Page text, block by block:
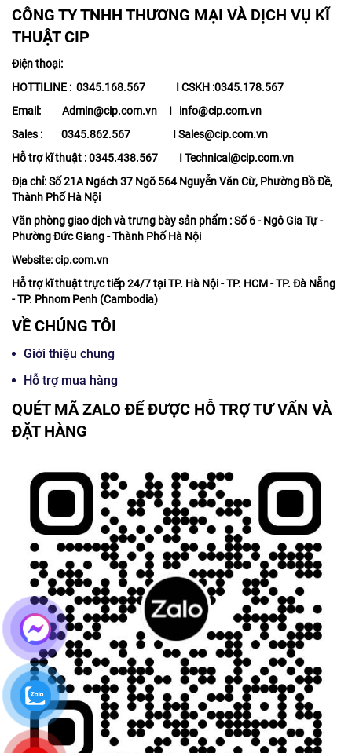
CÔNG TY TNHH THƯƠNG MẠI VÀ DỊCH VỤ KĨ
THUẬT CIP
Điện thoại:
HOTTILINE : 0345.168.567 I CSKH :0345.178.567
Email: Admin@cip.com.vn I info@cip.com.vn
Sales : 0345.862.567 I Sales@cip.com.vn
Hỗ trợ kĩ thuật : 0345.438.567 I Technical@cip.com.vn
Địa chỉ: Số 21A Ngách 37 Ngõ 564 Nguyễn Văn Cừ, Phường Bồ Đề,
Thành Phố Hà Nội
Văn phòng giao dịch và trưng bày sản phẩm : Số 6 - Ngô Gia Tự -
Phường Đức Giang - Thành Phố Hà Nội
Website: cip.com.vn
Hỗ trợ kĩ thuật trực tiếp 24/7 tại TP. Hà Nội - TP. HCM - TP. Đà Nẵng
- TP. Phnom Penh (Cambodia)
VỀ CHÚNG TÔI
Giới thiệu chung
Hỗ trợ mua hàng
QUÉT MÃ ZALO ĐỂ ĐƯỢC HỖ TRỢ TƯ VẤN VÀ
ĐẶT HÀNG